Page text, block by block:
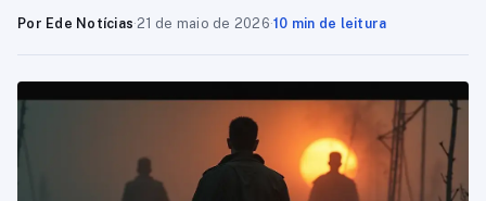
Por Ede Notícias·21 de maio de 2026·10 min de leitura